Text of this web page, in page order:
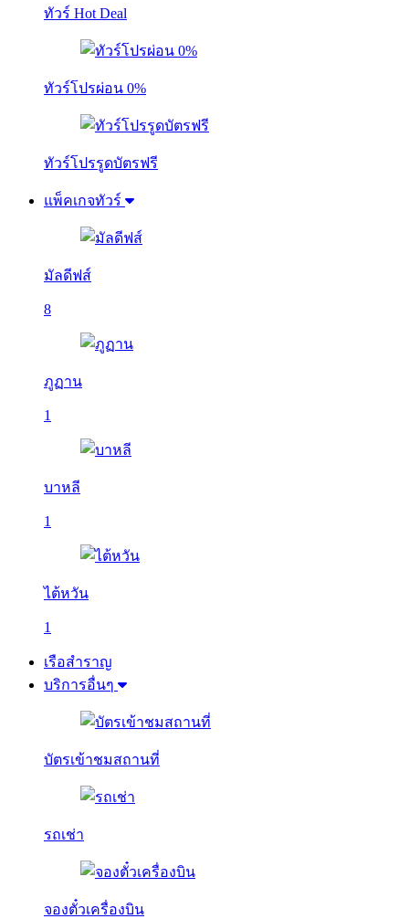
ทัวร์ Hot Deal
ทัวร์โปรผ่อน 0%
ทัวร์โปรรูดบัตรฟรี
แพ็คเกจทัวร์
มัลดีฟส์
8
ภูฏาน
1
บาหลี
1
ไต้หวัน
1
เรือสำราญ
บริการอื่นๆ
บัตรเข้าชมสถานที่
รถเช่า
จองตั๋วเครื่องบิน